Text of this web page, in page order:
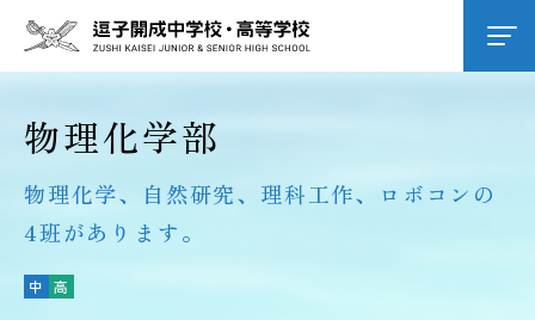
逗子開成の教育
学校生活
物理化学部
物理化学、自然研究、理科工作、ロボコンの
4班があります。
中 高